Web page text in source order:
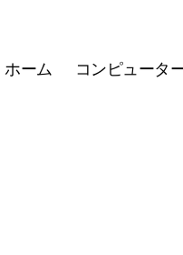
ホーム コンピュータ